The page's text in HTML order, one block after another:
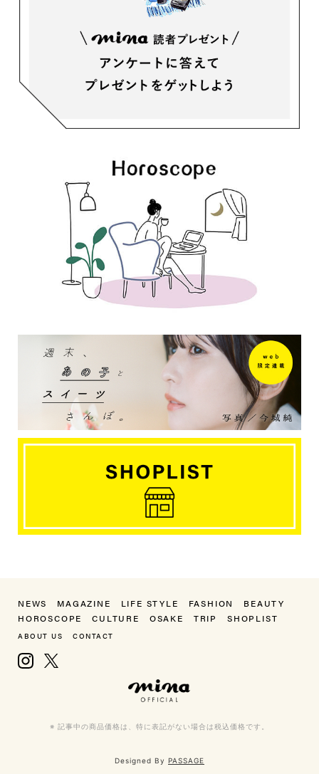
NEWS MAGAZINE LIFE STYLE FASHION
BEAUTY
HOROSCOPE
CULTURE OSAKE TRIP SHOPLIST
ABOUT US CONTACT
Instagram
※ 記事中の商品価格は、特に表記がない場合は税込価格です。
Designed By PASSAGE